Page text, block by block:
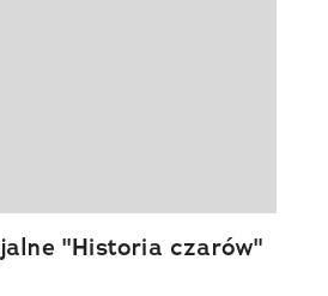
"Historia czarów"